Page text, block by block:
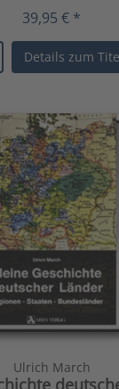
39,95 € *
Details zum
Ulrich March